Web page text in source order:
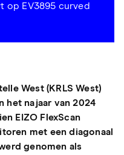
op EV3895 curved
West (KRLS West)
het najaar van 2024
EIZO FlexScan
met een diagonaal
genomen als